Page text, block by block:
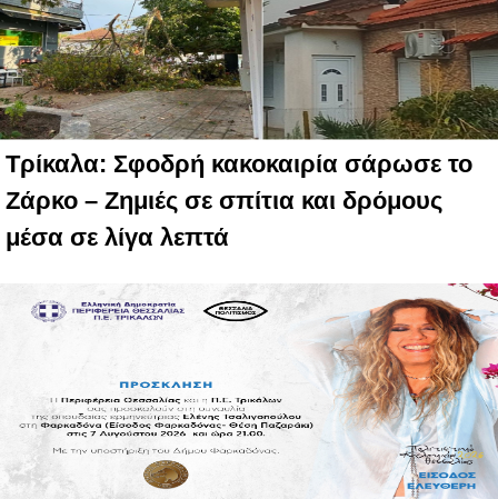
Τρίκαλα: Σφοδρή κακοκαιρία σάρωσε το
Ζάρκο – Ζημιές σε σπίτια και δρόμους
μέσα σε λίγα λεπτά